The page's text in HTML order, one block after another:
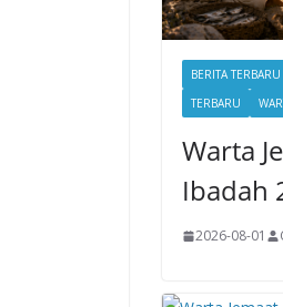
BERITA TERBARU
TERBARU
Warta
Ibadah
2026-08-01